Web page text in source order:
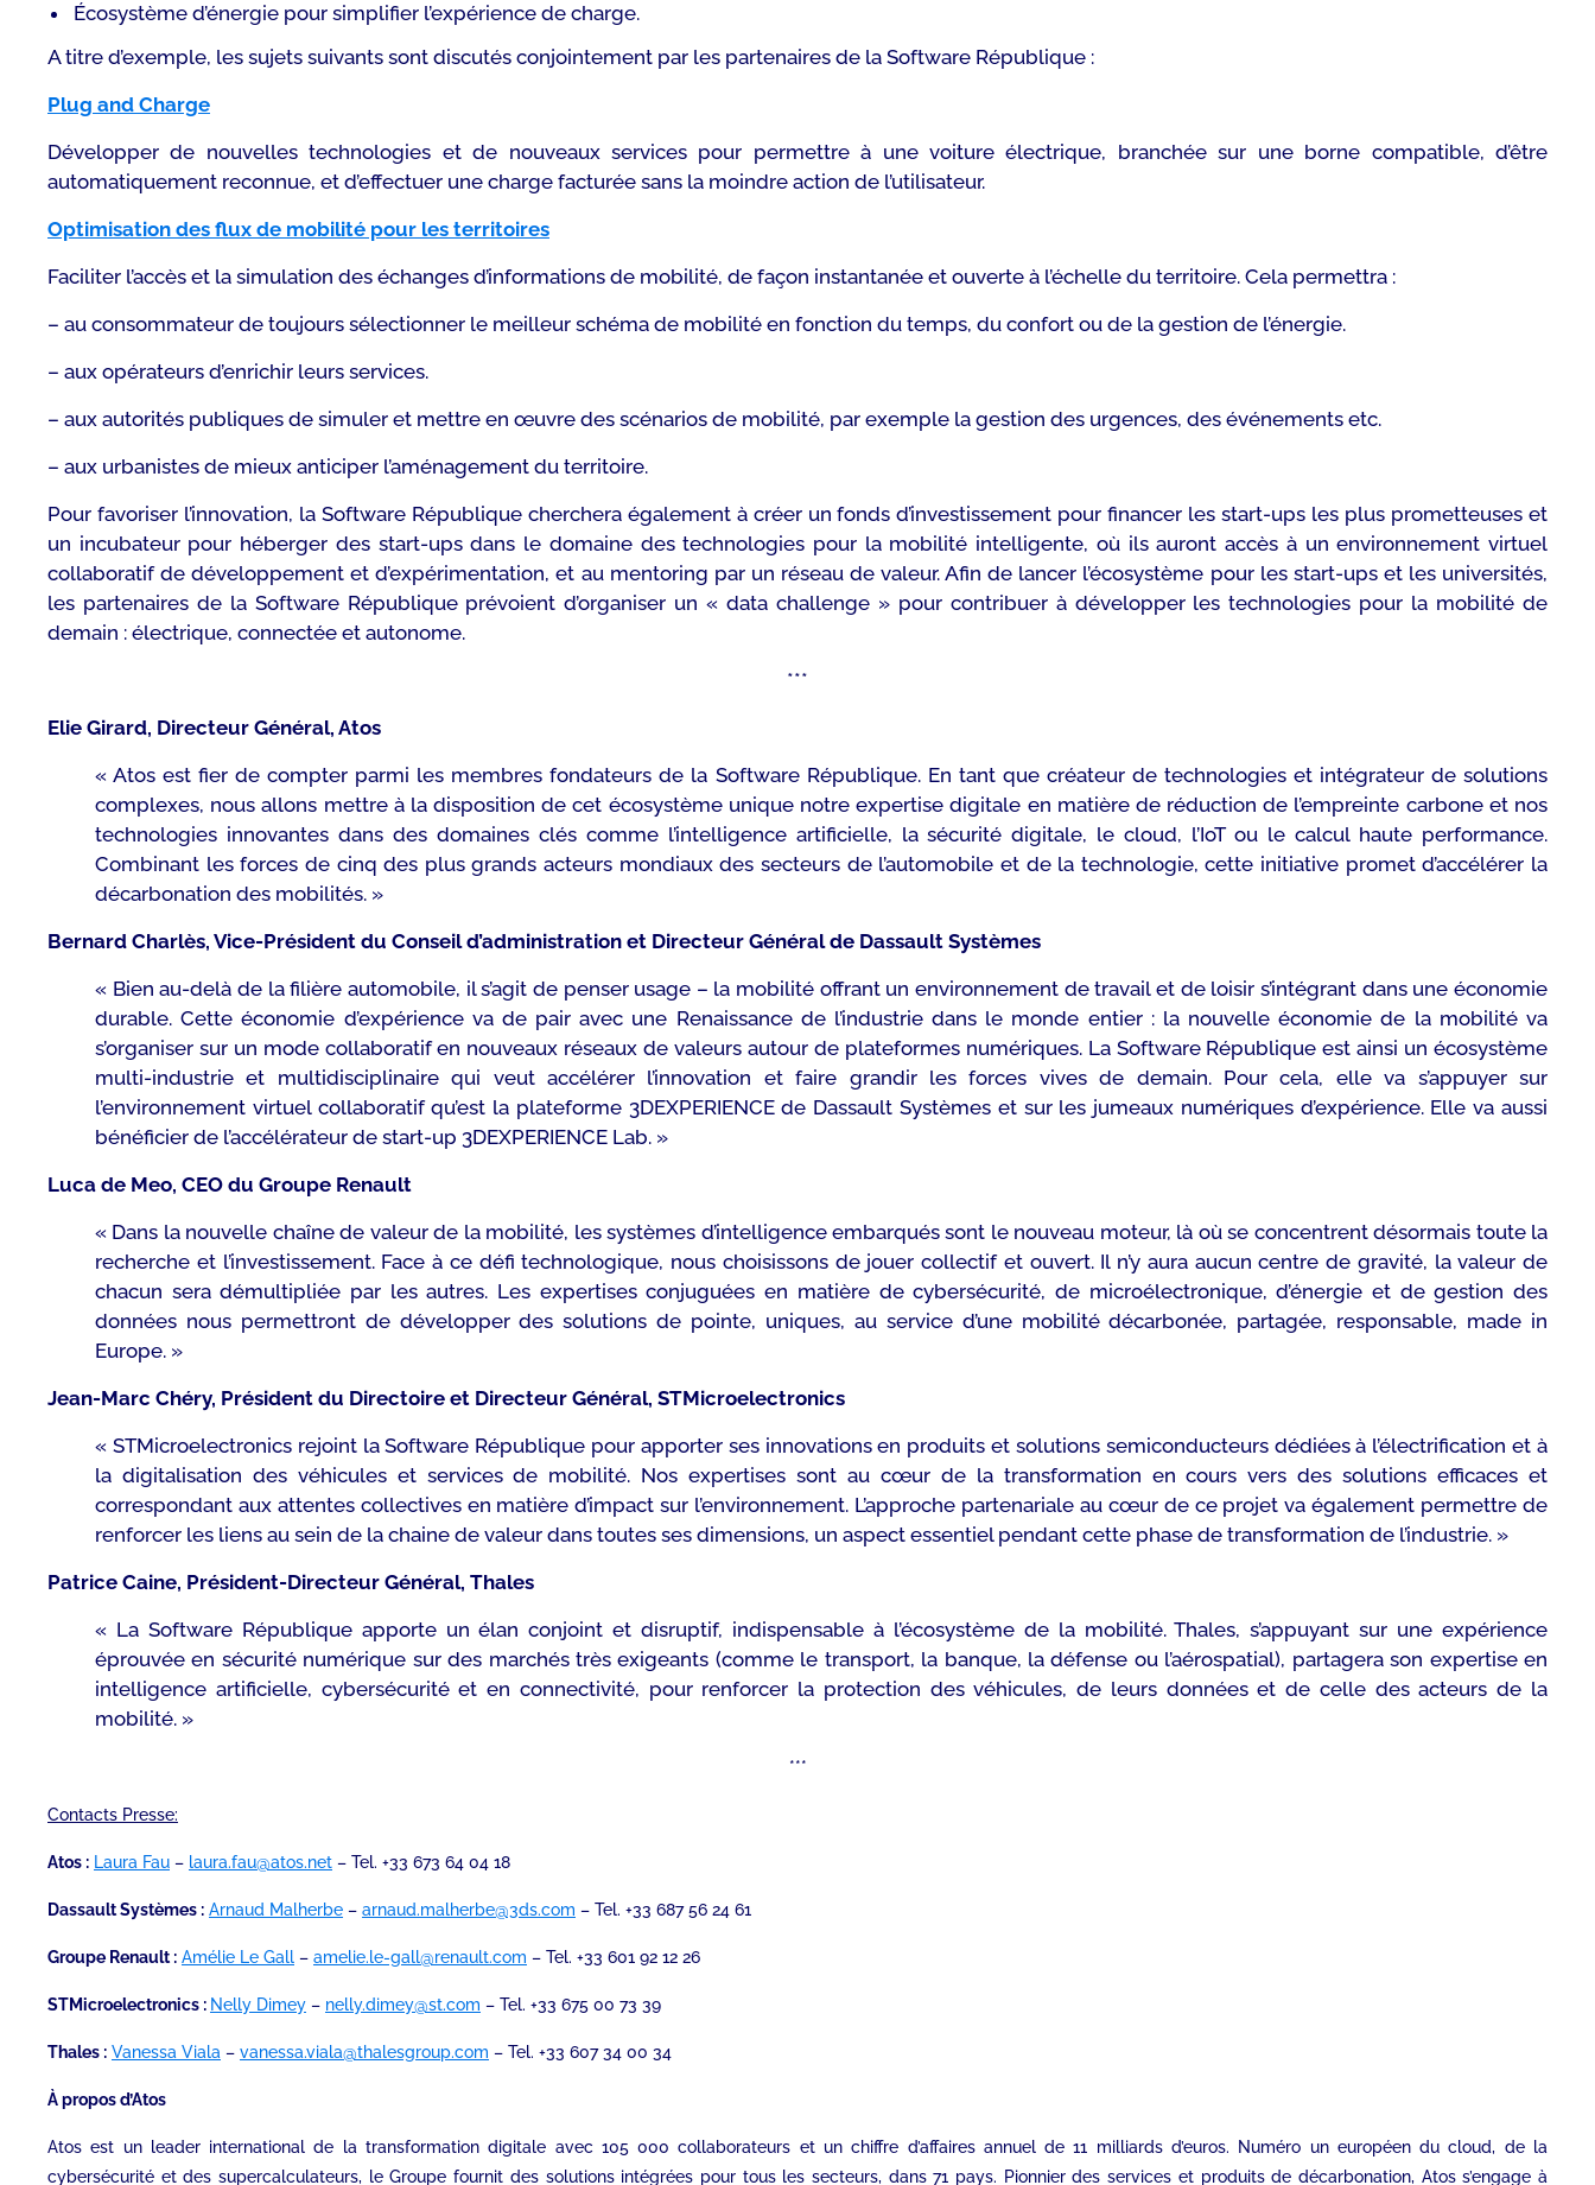
Écosystème d’énergie pour simplifier l’expérience de charge.
A titre d’exemple, les sujets suivants sont discutés conjointement par les partenaires de la Software République :
Plug and Charge
Développer de nouvelles technologies et de nouveaux services pour permettre à une voiture électrique, branchée sur une borne compatible, d’être
automatiquement reconnue, et d’effectuer une charge facturée sans la moindre action de l’utilisateur.
Optimisation des flux de mobilité pour les territoires
Faciliter l’accès et la simulation des échanges d’informations de mobilité, de façon instantanée et ouverte à l’échelle du territoire. Cela permettra :
– au consommateur de toujours sélectionner le meilleur schéma de mobilité en fonction du temps, du confort ou de la gestion de l’énergie.
– aux opérateurs d’enrichir leurs services.
– aux autorités publiques de simuler et mettre en œuvre des scénarios de mobilité, par exemple la gestion des urgences, des événements etc.
– aux urbanistes de mieux anticiper l’aménagement du territoire.
Pour favoriser l’innovation, la Software République cherchera également à créer un fonds d’investissement pour financer les start-ups les plus prometteuses et
un incubateur pour héberger des start-ups dans le domaine des technologies pour la mobilité intelligente, où ils auront accès à un environnement virtuel
collaboratif de développement et d’expérimentation, et au mentoring par un réseau de valeur. Afin de lancer l’écosystème pour les start-ups et les universités,
les partenaires de la Software République prévoient d’organiser un « data challenge » pour contribuer à développer les technologies pour la mobilité de
demain : électrique, connectée et autonome.
***
Elie Girard, Directeur Général, Atos
« Atos est fier de compter parmi les membres fondateurs de la Software République. En tant que créateur de technologies et intégrateur de solutions
complexes, nous allons mettre à la disposition de cet écosystème unique notre expertise digitale en matière de réduction de l’empreinte carbone et nos
technologies innovantes dans des domaines clés comme l’intelligence artificielle, la sécurité digitale, le cloud, l’IoT ou le calcul haute performance.
Combinant les forces de cinq des plus grands acteurs mondiaux des secteurs de l’automobile et de la technologie, cette initiative promet d’accélérer la
décarbonation des mobilités. »
Bernard Charlès, Vice-Président du Conseil d’administration et Directeur Général de Dassault Systèmes
« Bien au-delà de la filière automobile, il s’agit de penser usage – la mobilité offrant un environnement de travail et de loisir s’intégrant dans une économie
durable. Cette économie d’expérience va de pair avec une Renaissance de l’industrie dans le monde entier : la nouvelle économie de la mobilité va
s’organiser sur un mode collaboratif en nouveaux réseaux de valeurs autour de plateformes numériques. La Software République est ainsi un écosystème
multi-industrie et multidisciplinaire qui veut accélérer l’innovation et faire grandir les forces vives de demain. Pour cela, elle va s’appuyer sur
l’environnement virtuel collaboratif qu’est la plateforme 3DEXPERIENCE de Dassault Systèmes et sur les jumeaux numériques d’expérience. Elle va aussi
bénéficier de l’accélérateur de start-up 3DEXPERIENCE Lab. »
Luca de Meo, CEO du Groupe Renault
« Dans la nouvelle chaîne de valeur de la mobilité, les systèmes d’intelligence embarqués sont le nouveau moteur, là où se concentrent désormais toute la
recherche et l’investissement. Face à ce défi technologique, nous choisissons de jouer collectif et ouvert. Il n’y aura aucun centre de gravité, la valeur de
chacun sera démultipliée par les autres. Les expertises conjuguées en matière de cybersécurité, de microélectronique, d’énergie et de gestion des
données nous permettront de développer des solutions de pointe, uniques, au service d’une mobilité décarbonée, partagée, responsable, made in
Europe. »
Jean-Marc Chéry, Président du Directoire et Directeur Général, STMicroelectronics
« STMicroelectronics rejoint la Software République pour apporter ses innovations en produits et solutions semiconducteurs dédiées à l’électrification et à
la digitalisation des véhicules et services de mobilité. Nos expertises sont au cœur de la transformation en cours vers des solutions efficaces et
correspondant aux attentes collectives en matière d’impact sur l’environnement. L’approche partenariale au cœur de ce projet va également permettre de
renforcer les liens au sein de la chaine de valeur dans toutes ses dimensions, un aspect essentiel pendant cette phase de transformation de l’industrie. »
Patrice Caine, Président-Directeur Général, Thales
« La Software République apporte un élan conjoint et disruptif, indispensable à l’écosystème de la mobilité. Thales, s’appuyant sur une expérience
éprouvée en sécurité numérique sur des marchés très exigeants (comme le transport, la banque, la défense ou l’aérospatial), partagera son expertise en
intelligence artificielle, cybersécurité et en connectivité, pour renforcer la protection des véhicules, de leurs données et de celle des acteurs de la
mobilité. »
***
Contacts Presse:
Atos : Laura Fau – laura.fau@atos.net – Tel. +33 673 64 04 18
Dassault Systèmes : Arnaud Malherbe – arnaud.malherbe@3ds.com – Tel. +33 687 56 24 61
Groupe Renault : Amélie Le Gall – amelie.le-gall@renault.com – Tel. +33 601 92 12 26
STMicroelectronics : Nelly Dimey – nelly.dimey@st.com – Tel. +33 675 00 73 39
Thales : Vanessa Viala – vanessa.viala@thalesgroup.com – Tel. +33 607 34 00 34
À propos d’Atos
Atos est un leader international de la transformation digitale avec 105 000 collaborateurs et un chiffre d’affaires annuel de 11 milliards d’euros. Numéro un européen du cloud, de la
cybersécurité et des supercalculateurs, le Groupe fournit des solutions intégrées pour tous les secteurs, dans 71 pays. Pionnier des services et produits de décarbonation, Atos s’engage à